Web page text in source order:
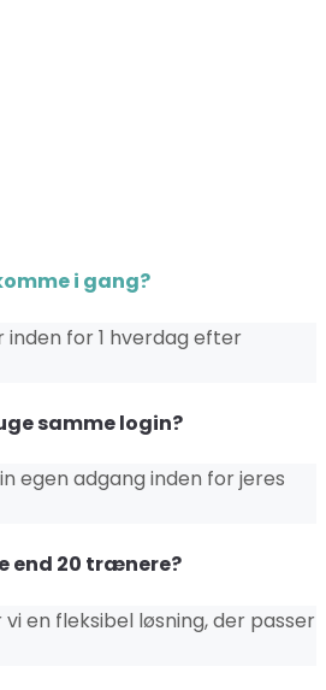
i gang?
for 1 hverdag efter
samme login?
egen adgang inden for jeres
end 20 trænere?
en fleksibel løsning, der passer